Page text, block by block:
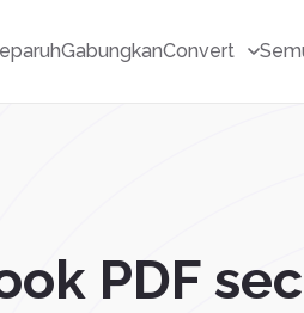
GabungkanConvert
PDF